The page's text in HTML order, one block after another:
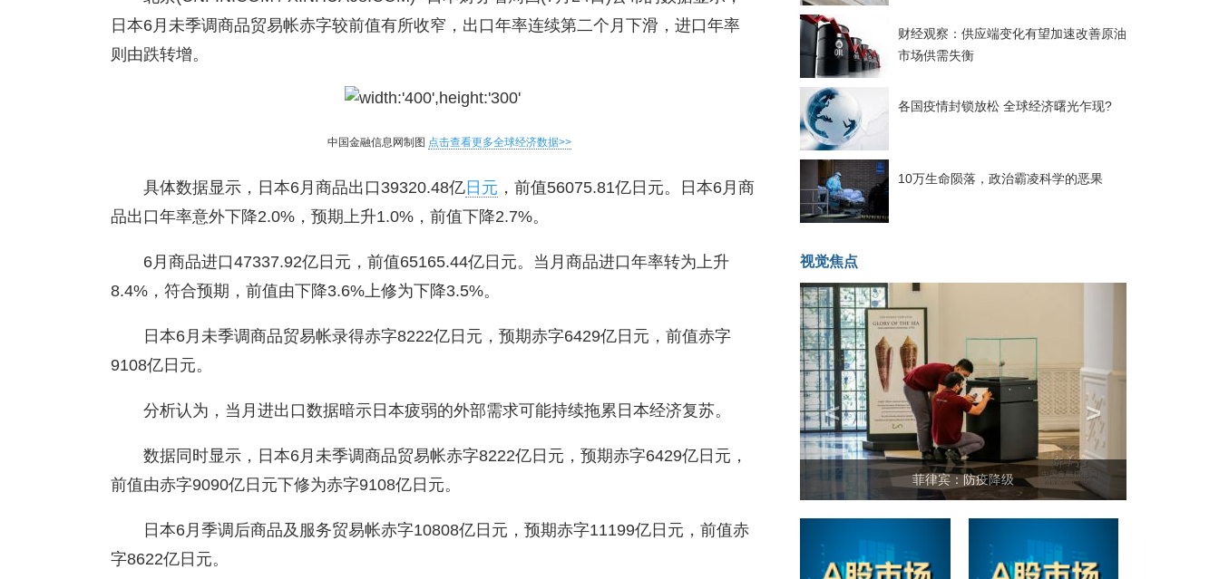
日本6月未季调商品贸易帐赤字较前值有所收窄，出口年率连续第二个月下滑，进口年率
则由跌转增。
中国金融信息网制图 点击查看更多全球经济数据>>
具体数据显示，日本6月商品出口39320.48亿 日元 ，前值56075.81亿日元。日本6月商
品出口年率意外下降2.0%，预期上升1.0%，前值下降2.7%。
6月商品进口47337.92亿日元，前值65165.44亿日元。当月商品进口年率转为上升
8.4%，符合预期，前值由下降3.6%上修为下降3.5%。
日本6月未季调商品贸易帐录得赤字8222亿日元，预期赤字6429亿日元，前值赤字
9108亿日元。
分析认为，当月进出口数据暗示日本疲弱的外部需求可能持续拖累日本经济复苏。
数据同时显示，日本6月未季调商品贸易帐赤字8222亿日元，预期赤字6429亿日元，
前值由赤字9090亿日元下修为赤字9108亿日元。
日本6月季调后商品及服务贸易帐赤字10808亿日元，预期赤字11199亿日元，前值赤
字8622亿日元。
财经观察：供应端变化有望加速改善原油
市场供需失衡
各国疫情封锁放松 全球经济曙光乍现?
10万生命陨落，政治霸凌科学的恶果
视觉焦点
菲律宾：防疫降级
< >